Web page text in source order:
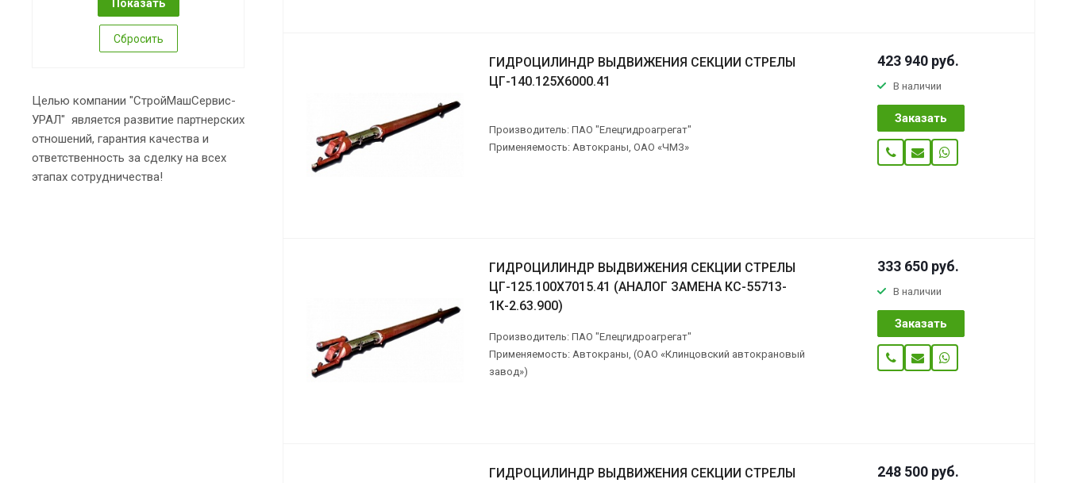
ГИДРОЦИЛИНДР ВЫДВИЖЕНИЯ СЕКЦИИ СТРЕЛЫ
ЦГ-140.125Х6000.41
Производитель: ПАО "Елецгидроагрегат"
Применяемость: Автокраны, ОАО «ЧМЗ»
423 940 руб.
В наличии
Заказать
ГИДРОЦИЛИНДР ВЫДВИЖЕНИЯ СЕКЦИИ СТРЕЛЫ
ЦГ-125.100Х7015.41 (АНАЛОГ ЗАМЕНА КС-55713-
1К-2.63.900)
Производитель: ПАО "Елецгидроагрегат"
Применяемость: Автокраны, (ОАО «Клинцовский автокрановый
завод»)
333 650 руб.
В наличии
Заказать
ГИДРОЦИЛИНДР ВЫДВИЖЕНИЯ СЕКЦИИ СТРЕЛЫ
248 500 руб.
Сбросить
Целью компании "СтройМашСервис-
УРАЛ" является развитие партнерских
отношений, гарантия качества и
ответственность за сделку на всех
этапах сотрудничества!